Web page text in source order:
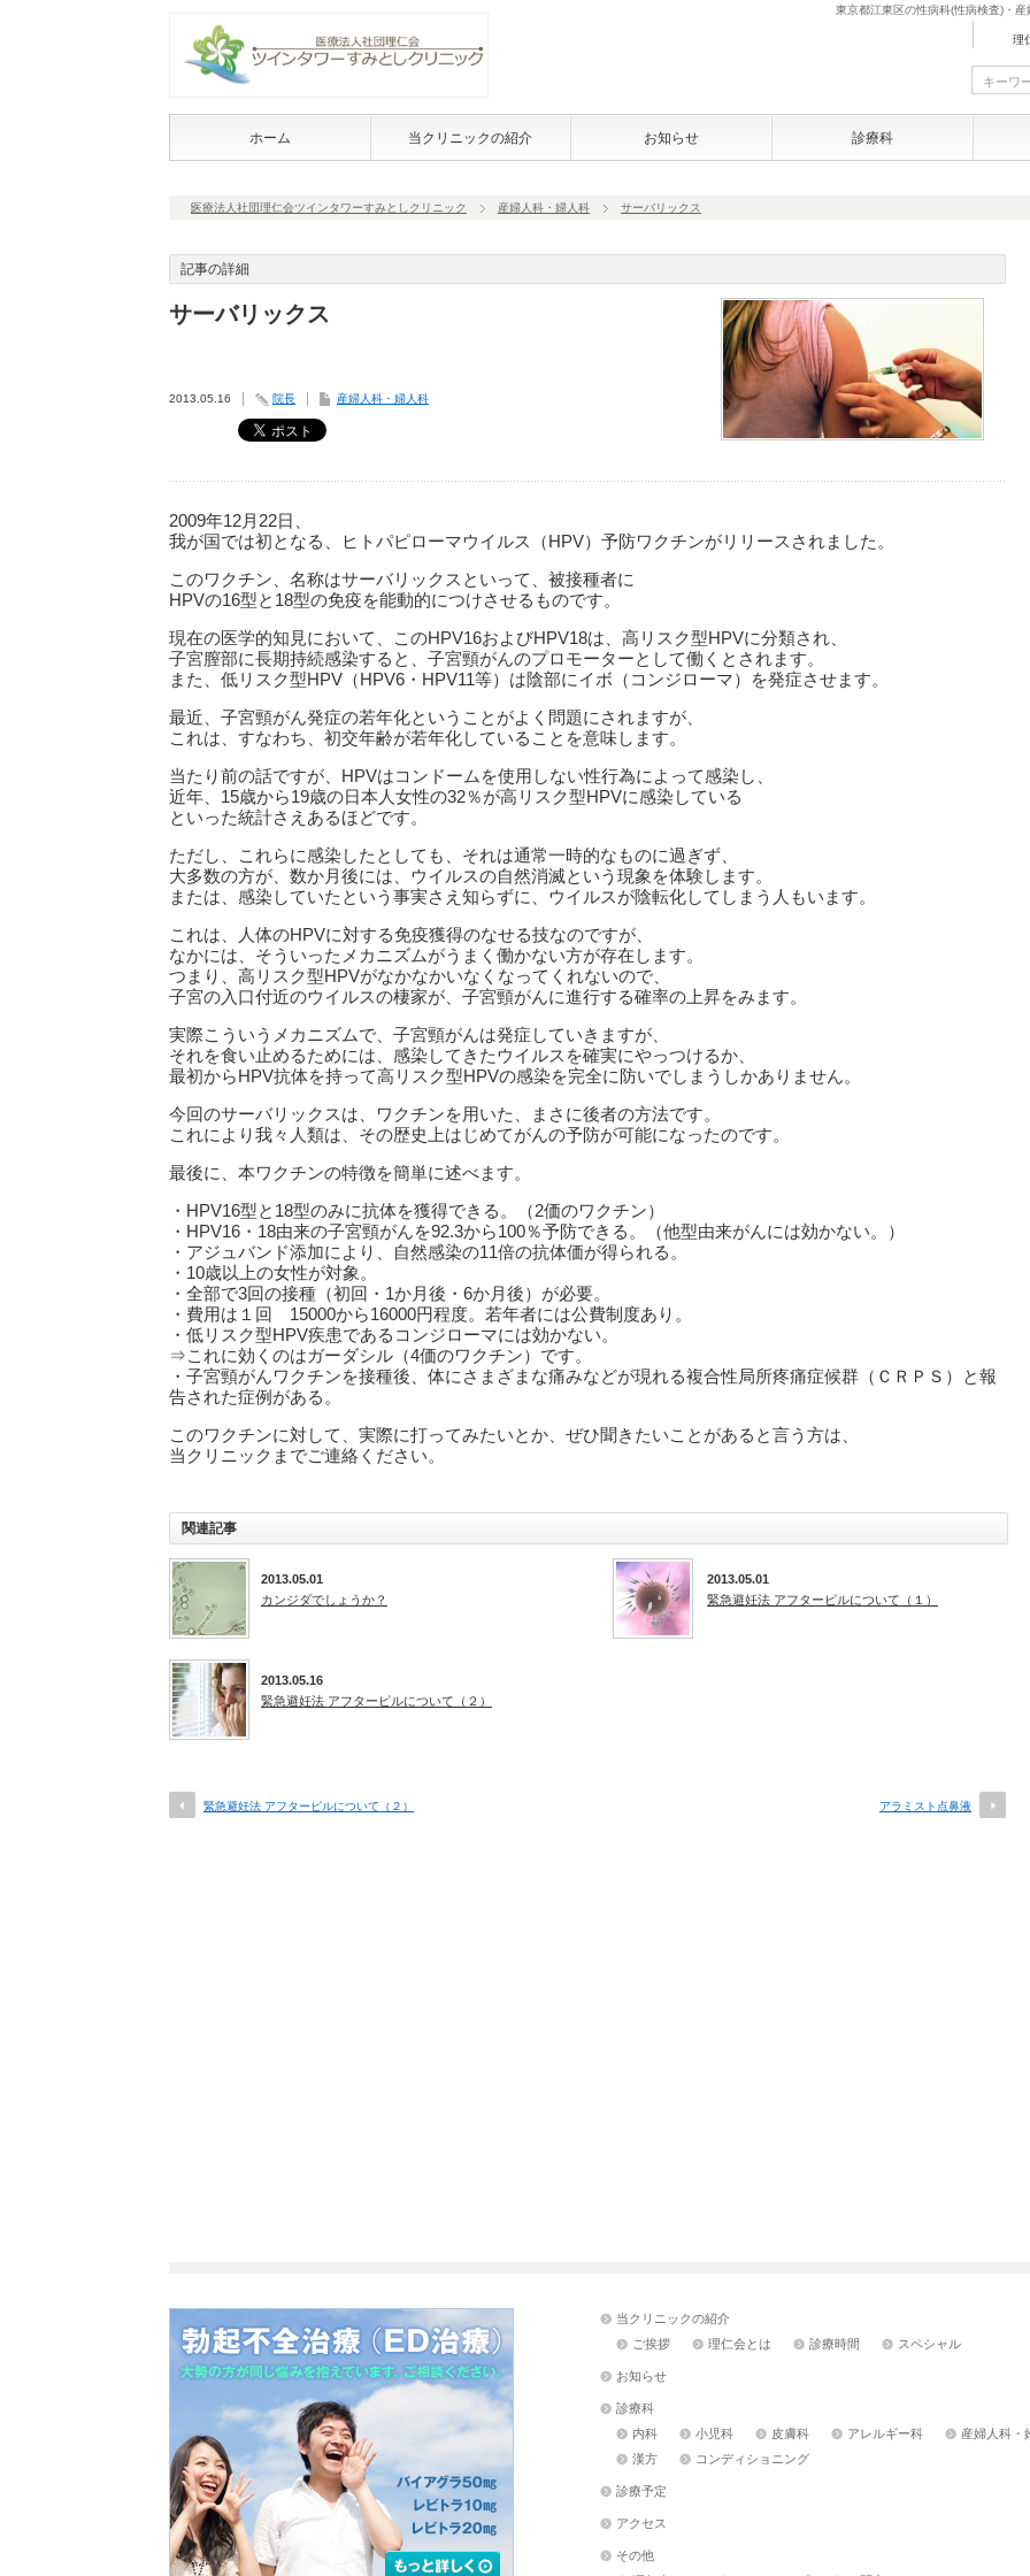
東京都江東区の性病科(性病検査)・
理
ホーム 当クリニックの紹介 お知らせ 診療科
医療法人社団理仁会ツインタワーすみとしクリニック 産婦人科・婦人科 サーバリックス
記事の詳細
サーバリックス
2013.05.16 院長 産婦人科・婦人科
2009年12月22日、
我が国では初となる、ヒトパピローマウイルス（HPV）予防ワクチンがリリースされました。
このワクチン、名称はサーバリックスといって、被接種者に
HPVの16型と18型の免疫を能動的につけさせるものです。
現在の医学的知見において、このHPV16およびHPV18は、高リスク型HPVに分類され、
子宮膣部に長期持続感染すると、子宮頸がんのプロモーターとして働くとされます。
また、低リスク型HPV（HPV6・HPV11等）は陰部にイボ（コンジローマ）を発症させます。
最近、子宮頸がん発症の若年化ということがよく問題にされますが、
これは、すなわち、初交年齢が若年化していることを意味します。
当たり前の話ですが、HPVはコンドームを使用しない性行為によって感染し、
近年、15歳から19歳の日本人女性の32％が高リスク型HPVに感染している
といった統計さえあるほどです。
ただし、これらに感染したとしても、それは通常一時的なものに過ぎず、
大多数の方が、数か月後には、ウイルスの自然消滅という現象を体験します。
または、感染していたという事実さえ知らずに、ウイルスが陰転化してしまう人もいます。
これは、人体のHPVに対する免疫獲得のなせる技なのですが、
なかには、そういったメカニズムがうまく働かない方が存在します。
つまり、高リスク型HPVがなかなかいなくなってくれないので、
子宮の入口付近のウイルスの棲家が、子宮頸がんに進行する確率の上昇をみます。
実際こういうメカニズムで、子宮頸がんは発症していきますが、
それを食い止めるためには、感染してきたウイルスを確実にやっつけるか、
最初からHPV抗体を持って高リスク型HPVの感染を完全に防いでしまうしかありません。
今回のサーバリックスは、ワクチンを用いた、まさに後者の方法です。
これにより我々人類は、その歴史上はじめてがんの予防が可能になったのです。
最後に、本ワクチンの特徴を簡単に述べます。
・HPV16型と18型のみに抗体を獲得できる。（2価のワクチン）
・HPV16・18由来の子宮頸がんを92.3から100％予防できる。（他型由来がんには効かない。）
・アジュバンド添加により、自然感染の11倍の抗体価が得られる。
・10歳以上の女性が対象。
・全部で3回の接種（初回・1か月後・6か月後）が必要。
・費用は１回 15000から16000円程度。若年者には公費制度あり。
・低リスク型HPV疾患であるコンジローマには効かない。
⇒これに効くのはガーダシル（4価のワクチン）です。
・子宮頸がんワクチンを接種後、体にさまざまな痛みなどが現れる複合性局所疼痛症候群（ＣＲＰＳ）と報
告された症例がある。
このワクチンに対して、実際に打ってみたいとか、ぜひ聞きたいことがあると言う方は、
当クリニックまでご連絡ください。
関連記事
2013.05.01
カンジダでしょうか？
2013.05.01
緊急避妊法 アフターピルについて（１）
2013.05.16
緊急避妊法 アフターピルについて（２）
緊急避妊法 アフターピルについて（２） アラミスト点鼻液
当クリニックの紹介
ご挨拶
理仁会とは 診療時間 スペシャル
お知らせ
診療科
内科
小児科 皮膚科 アレルギー科
産婦人科・
漢方
コンディショニング
診療予定
アクセス
その他